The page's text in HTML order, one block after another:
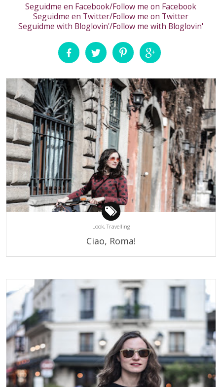
Seguidme en Facebook/Follow me on Facebook
Seguidme en Twitter/Follow me on Twitter
Seguidme with Bloglovin'/Follow me with Bloglovin'
Look,Travelling
Ciao, Roma!